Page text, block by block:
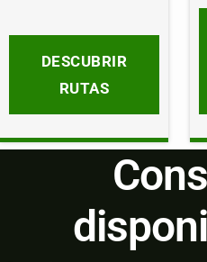
DESCUBRIR
RUTAS